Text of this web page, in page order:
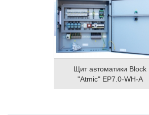
Щит автоматики Block
"Atmic" EP7.0-WH-A